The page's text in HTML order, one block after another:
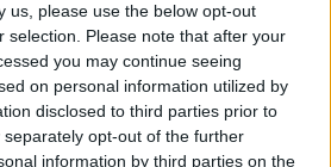
us, please use the below opt-out
selection. Please note that after your
you may continue seeing
on personal information utilized by
disclosed to third parties prior to
opt-out of the further
information by third parties on the
04:02:37
di cruscotto (che di solito si intende
?